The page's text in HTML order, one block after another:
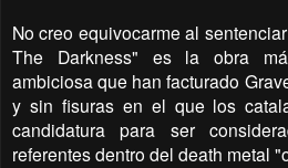
No creo equivocarme al
The Darkness" es la obra
ambiciosa que han facturado
y sin fisuras en el que los
candidatura para ser
referentes dentro del death metal